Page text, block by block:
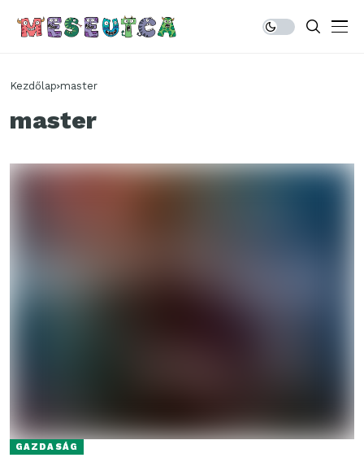
Kezdőlap master
master
GAZDASÁG